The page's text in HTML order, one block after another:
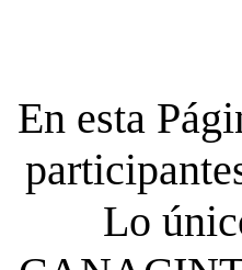
En esta
Lo